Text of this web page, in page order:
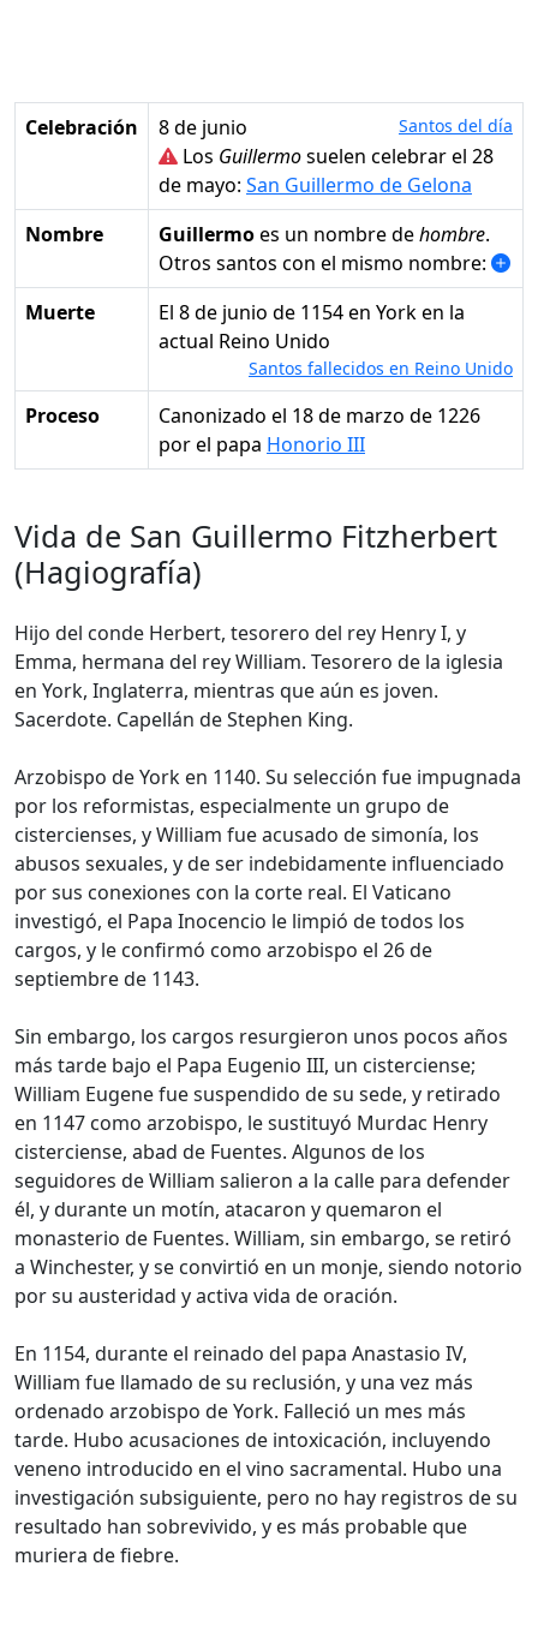
Celebración 8 de junio Santos del día
Los Guillermosuelen celebrar el 28
de mayo: San Guillermo de Gelona
Nombre
Guillermoes un nombre dehombre.
Otros santos con el mismo nombre:
Muerte
el 8 de junio de 1154 en York en la
actual Reino Unido
Santos fallecidos en Reino Unido
Proceso
Canonizado el 18 de marzo de 1226
por el papa Honorio III
Vida de San Guillermo Fitzherbert
(Hagiografía)
Hijo del conde Herbert, tesorero del rey Henry I, y
Emma, hermana del rey William. Tesorero de la iglesia
en York, Inglaterra, mientras que aún es joven.
Sacerdote. Capellán de Stephen King.
Arzobispo de York en 1140. Su selección fue impugnada
por los reformistas, especialmente un grupo de
cistercienses, y William fue acusado de simonía, los
abusos sexuales, y de ser indebidamente influenciado
por sus conexiones con la corte real. El Vaticano
investigó, el Papa Inocencio le limpió de todos los
cargos, y le confirmó como arzobispo el 26 de
septiembre de 1143.
Sin embargo, los cargos resurgieron unos pocos años
más tarde bajo el Papa Eugenio III, un cisterciense;
William Eugene fue suspendido de su sede, y retirado
en 1147 como arzobispo, le sustituyó Murdac Henry
cisterciense, abad de Fuentes. Algunos de los
seguidores de William salieron a la calle para defender
él, y durante un motín, atacaron y quemaron el
monasterio de Fuentes. William, sin embargo, se retiró
a Winchester, y se convirtió en un monje, siendo notorio
por su austeridad y activa vida de oración.
En 1154, durante el reinado del papa Anastasio IV,
William fue llamado de su reclusión, y una vez más
ordenado arzobispo de York. Falleció un mes más
tarde. Hubo acusaciones de intoxicación, incluyendo
veneno introducido en el vino sacramental. Hubo una
investigación subsiguiente, pero no hay registros de su
resultado han sobrevivido, y es más probable que
muriera de fiebre.